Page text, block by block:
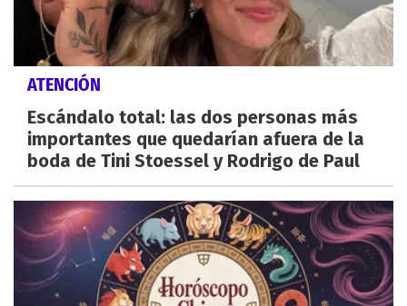
ATENCIÓN
Escándalo total: las dos personas más
importantes que quedarían afuera de la
boda de Tini Stoessel y Rodrigo de Paul